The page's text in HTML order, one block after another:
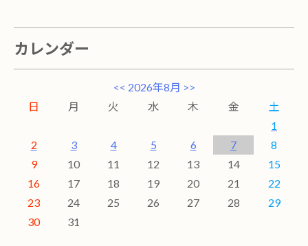
カレンダー
<< 2026年8月 >>
日
月 火 水 木 金
土
1
2
3 4 5 6 7
8
9
10 11 12 13 14
15
16
17 18 19 20 21
22
23
24 25 26 27 28
29
30
31